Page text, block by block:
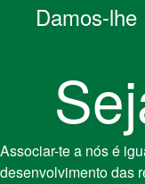
Damos-
Associar-te a nós é
desenvolvimento das